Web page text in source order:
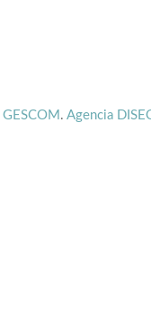
GESCOM . Agencia